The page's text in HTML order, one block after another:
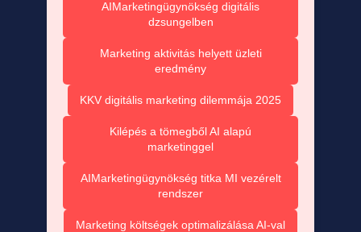
AIMarketingügynökség digitális
dzsungelben
Marketing aktivitás helyett üzleti
eredmény
KKV digitális marketing dilemmája 2025
Kilépés a tömegből AI alapú
marketinggel
AIMarketingügynökség titka MI vezérelt
rendszer
Marketing költségek optimalizálása AI-val